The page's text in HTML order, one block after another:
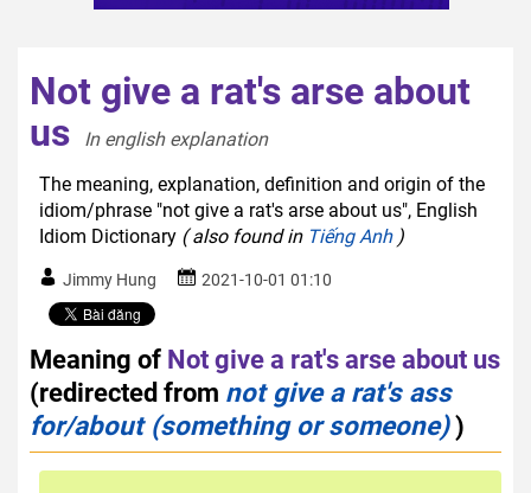
Not give a rat's arse about
us
In english explanation
The meaning, explanation, definition and origin of the
idiom/phrase "not give a rat's arse about us", English
Idiom Dictionary ( also found in Tiếng Anh)
Jimmy Hung 2021-10-01 01:10
Meaning of Not give a rat's arse about us
(redirected from not give a rat's ass
for/about (something or someone))